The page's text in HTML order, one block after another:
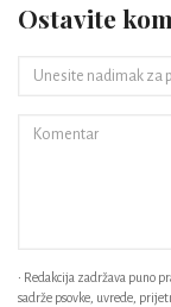
Ostavite
• Redakcija zadržava puno
sadrže psovke, uvrede,